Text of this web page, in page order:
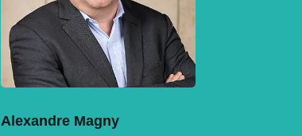
Alexandre Magny